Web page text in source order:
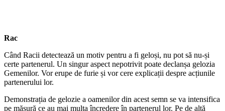
Rac
Când Racii detectează un motiv pentru a fi geloși, nu pot să nu-și
certe partenerul. Un singur aspect nepotrivit poate declanșa gelozia
Gemenilor. Vor erupe de furie și vor cere explicații despre acțiunile
partenerului lor.
Demonstrația de gelozie a oamenilor din acest semn se va intensifica
pe măsură ce au mai multa încredere în partenerul lor. Pe de altă